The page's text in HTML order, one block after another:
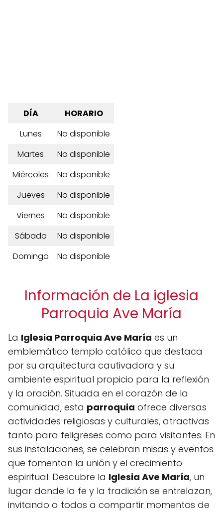
DÍA
HORARIO
Lunes
No disponible
Martes
No disponible
Miércoles
No disponible
Jueves
No disponible
Viernes
No disponible
Sábado
No disponible
Domingo
No disponible
Información de La iglesia
Parroquia Ave María
La Iglesia Parroquia Ave María es un
emblemático templo católico que destaca
por su arquitectura cautivadora y su
ambiente espiritual propicio para la reflexión
y la oración. Situada en el corazón de la
comunidad, esta parroquia ofrece diversas
actividades religiosas y culturales, atractivas
tanto para feligreses como para visitantes. En
sus instalaciones, se celebran misas y eventos
que fomentan la unión y el crecimiento
espiritual. Descubre la Iglesia Ave María, un
lugar donde la fe y la tradición se entrelazan,
invitando a todos a compartir momentos de